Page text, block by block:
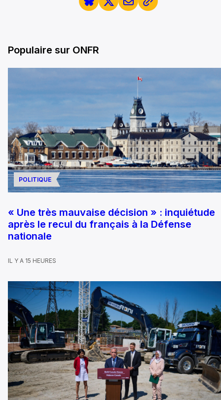
Populaire sur ONFR
POLITIQUE
« Une très mauvaise décision » : inquiétude
après le recul du français à la Défense
nationale
IL Y A 15 HEURES